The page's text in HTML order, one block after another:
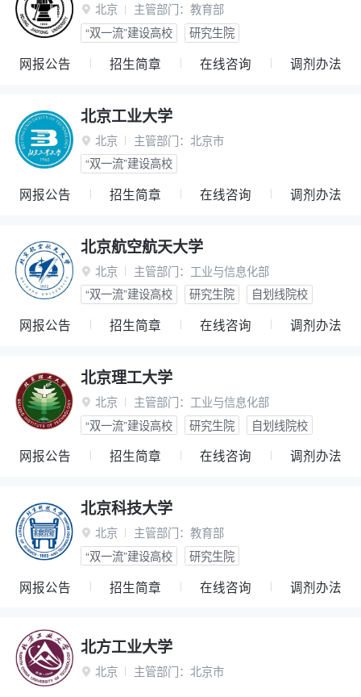
 北京 主管部门： 教育部
“双一流”建设高校
研究生院
网报公告 招生简章 在线咨询 调剂办法
北京工业大学
 北京 主管部门： 北京市
“双一流”建设高校
网报公告 招生简章 在线咨询 调剂办法
北京航空航天大学
 北京 主管部门： 工业与信息化部
“双一流”建设高校
研究生院 自划线院校
网报公告 招生简章 在线咨询 调剂办法
北京理工大学
 北京 主管部门： 工业与信息化部
“双一流”建设高校
研究生院 自划线院校
网报公告 招生简章 在线咨询 调剂办法
北京科技大学
 北京 主管部门： 教育部
“双一流”建设高校
研究生院
网报公告 招生简章 在线咨询 调剂办法
北方工业大学
 北京 主管部门： 北京市